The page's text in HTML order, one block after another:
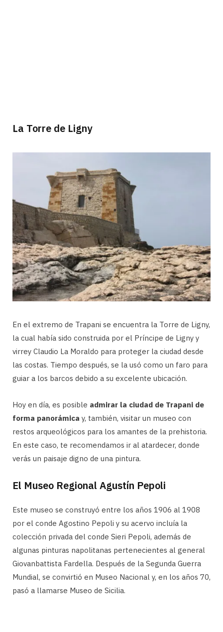
La Torre de Ligny
En el extremo de Trapani se encuentra la Torre de Ligny,
la cual había sido construida por el Príncipe de Ligny y
virrey Claudio La Moraldo para proteger la ciudad desde
las costas. Tiempo después, se la usó como un faro para
guiar a los barcos debido a su excelente ubicación.
Hoy en día, es posible admirar la ciudad de Trapani de
forma panorámica y, también, visitar un museo con
restos arqueológicos para los amantes de la prehistoria.
En este caso, te recomendamos ir al atardecer, donde
verás un paisaje digno de una pintura.
El Museo Regional Agustín Pepoli
Este museo se construyó entre los años 1906 al 1908
por el conde Agostino Pepoli y su acervo incluía la
colección privada del conde Sieri Pepoli, además de
algunas pinturas napolitanas pertenecientes al general
Giovanbattista Fardella. Después de la Segunda Guerra
Mundial, se convirtió en Museo Nacional y, en los años 70,
pasó a llamarse Museo de Sicilia.